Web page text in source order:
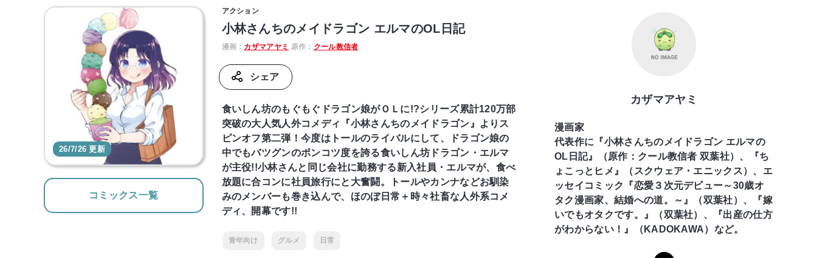
26/7/26 更新
コミックス一覧
アクション
小林さんちのメイドラゴン エルマのOL日記
漫画： カザマアヤミ 原作： クール教信者
シェア
食いしん坊のもぐもぐドラゴン娘がＯＬに!?シリーズ累計120万部
突破の大人気人外コメディ『小林さんちのメイドラゴン』よりス
ピンオフ第二弾！今度はトールのライバルにして、ドラゴン娘の
中でもバツグンのポンコツ度を誇る食いしん坊ドラゴン・エルマ
が主役!!小林さんと同じ会社に勤務する新入社員・エルマが、食べ
放題に合コンに社員旅行にと大奮闘。トールやカンナなどお馴染
みのメンバーも巻き込んで、ほのぼ日常＋時々社畜な人外系コメ
ディ、開幕です!!
青年向け グルメ 日常
カザマアヤミ
漫画家
代表作に『小林さんちのメイドラゴン エルマの
OL日記』（原作：クール教信者 双葉社）、『ち
ょこっとヒメ』（スクウェア・エニックス）、エ
ッセイコミック『恋愛３次元デビュー～30歳オ
タク漫画家、結婚への道。～』（双葉社）、『嫁
いでもオタクです。』（双葉社）、『出産の仕方
がわからない！』（KADOKAWA）など。